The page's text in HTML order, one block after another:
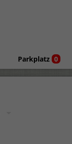
Parkplatz 0